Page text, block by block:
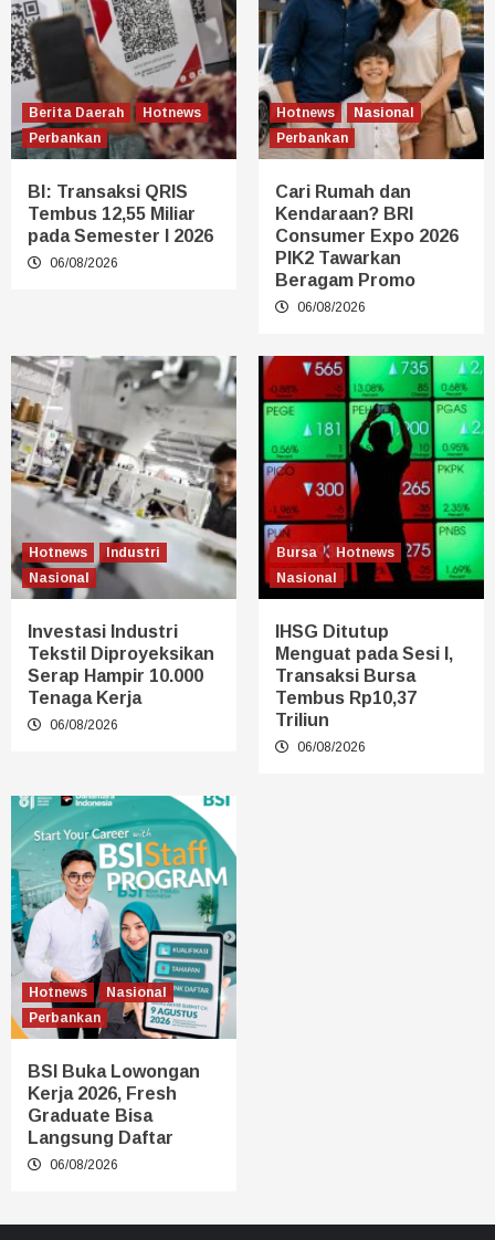
Berita Daerah
Hotnews
Perbankan
BI: Transaksi QRIS
Tembus 12,55 Miliar
pada Semester I 2026
06/08/2026
Hotnews
Nasional
Perbankan
Cari Rumah dan
Kendaraan? BRI
Consumer Expo 2026
PIK2 Tawarkan
Beragam Promo
06/08/2026
Hotnews
Industri
Nasional
Investasi Industri
Tekstil Diproyeksikan
Serap Hampir 10.000
Tenaga Kerja
06/08/2026
Bursa
Hotnews
Nasional
IHSG Ditutup
Menguat pada Sesi I,
Transaksi Bursa
Tembus Rp10,37
Triliun
06/08/2026
Hotnews
Nasional
Perbankan
BSI Buka Lowongan
Kerja 2026, Fresh
Graduate Bisa
Langsung Daftar
06/08/2026